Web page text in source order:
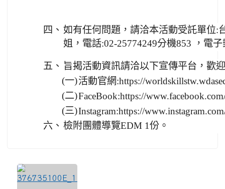
四、 如有任何問題，請洽本活動受託單位:
姐，電話:02-25774249分機853 ，電
五、 旨揭活動資訊請洽以下宣傳平台，歡
(一)活動官網:https://
(二)FaceBook:https://
(三)Instagram:https://
六、 檢附團體導覽EDM 1份。